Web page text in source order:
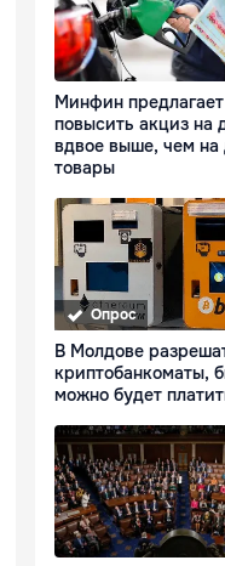
Минфин предлагает
повысить акциз на
вдвое выше, чем на
товары
Опрос
В Молдове
криптобанкоматы,
можно будет